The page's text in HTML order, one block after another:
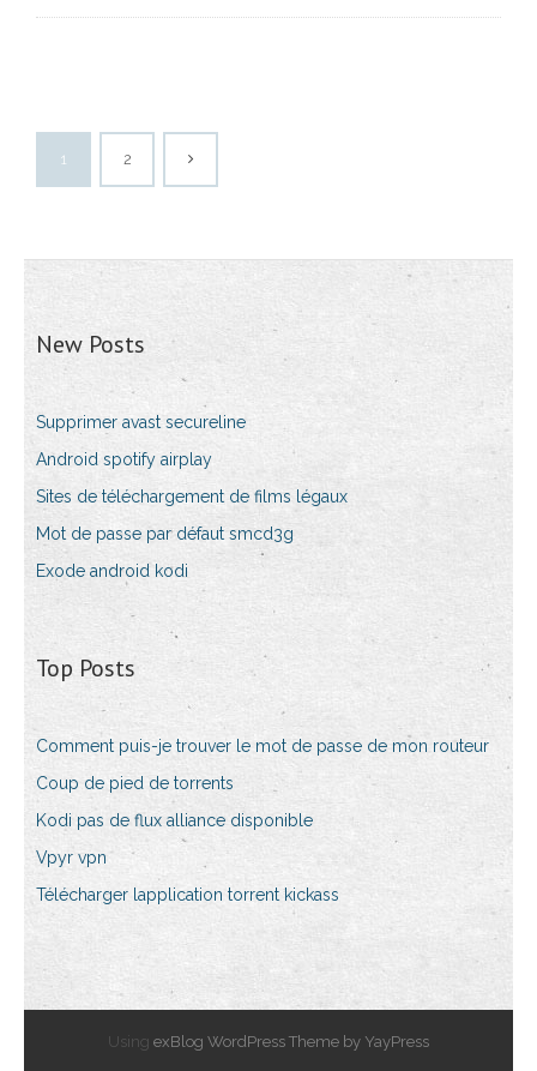
1 2
New Posts
Supprimer avast secureline
Android spotify airplay
Sites de téléchargement de films légaux
Mot de passe par défaut smcd3g
Exode android kodi
Top Posts
Comment puis-je trouver le mot de passe de mon routeur
Coup de pied de torrents
Kodi pas de flux alliance disponible
Vpyr vpn
Télécharger lapplication torrent kickass
Using exBlog WordPress Theme by YayPress